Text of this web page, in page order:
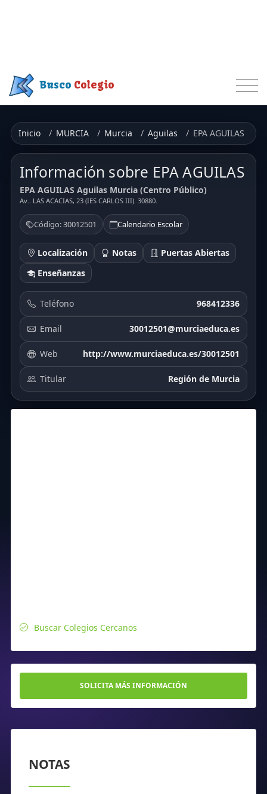
Busco Colegio
Inicio MURCIA Murcia Aguilas EPA AGUILAS
Información sobre EPA AGUILAS
EPA AGUILAS Aguilas Murcia (Centro Público)
Av.. LAS ACACIAS, 23 (IES CARLOS III). 30880.
Código: 30012501 Calendario Escolar
Localización Notas
Puertas Abiertas
Enseñanzas
Teléfono 968412336
Email 30012501@murciaeduca.es
Web http://www.murciaeduca.es/30012501
Titular Región de Murcia
Buscar Colegios Cercanos
SOLICITA MÁS INFORMACIÓN
NOTAS